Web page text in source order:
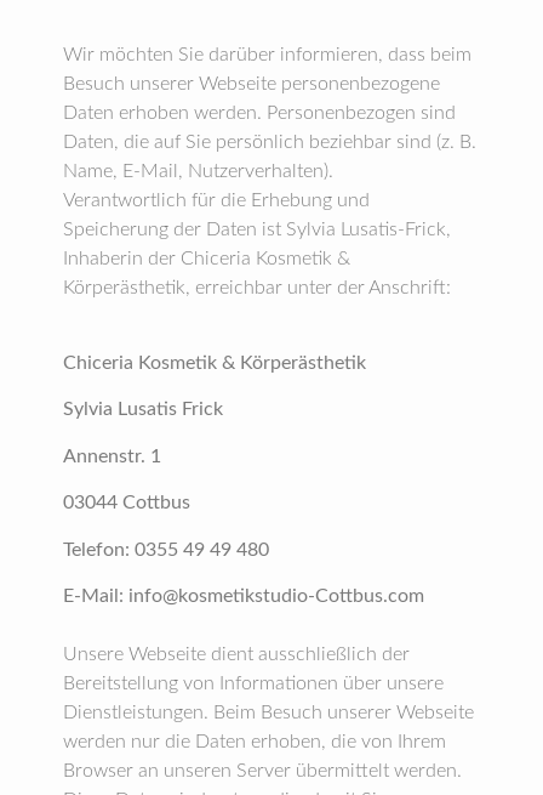
Wir möchten Sie darüber informieren, dass beim
Besuch unserer Webseite personenbezogene
Daten erhoben werden. Personenbezogen sind
Daten, die auf Sie persönlich beziehbar sind (z. B.
Name, E-Mail, Nutzerverhalten).
Verantwortlich für die Erhebung und
Speicherung der Daten ist Sylvia Lusatis-Frick,
Inhaberin der Chiceria Kosmetik &
Körperästhetik, erreichbar unter der Anschrift:
Chiceria Kosmetik & Körperästhetik
Sylvia Lusatis Frick
Annenstr. 1
03044 Cottbus
Telefon: 0355 49 49 480
E-Mail: info@kosmetikstudio-Cottbus.com
Unsere Webseite dient ausschließlich der
Bereitstellung von Informationen über unsere
Dienstleistungen. Beim Besuch unserer Webseite
werden nur die Daten erhoben, die von Ihrem
Browser an unseren Server übermittelt werden.